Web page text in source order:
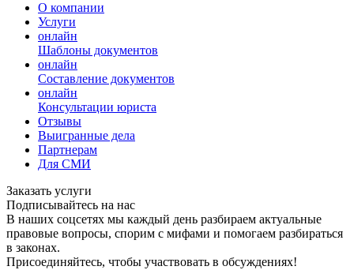
О компании
Услуги
онлайн
Шаблоны документов
онлайн
Составление документов
онлайн
Консультации юриста
Отзывы
Выигранные дела
Партнерам
Для СМИ
Заказать услуги
Подписывайтесь на нас
В наших соцсетях мы каждый день разбираем актуальные
правовые вопросы, спорим с мифами и помогаем разбираться
в законах.
Присоединяйтесь, чтобы участвовать в обсуждениях!